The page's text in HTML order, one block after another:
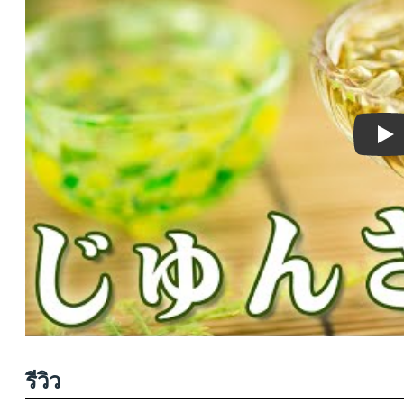
รีวิว